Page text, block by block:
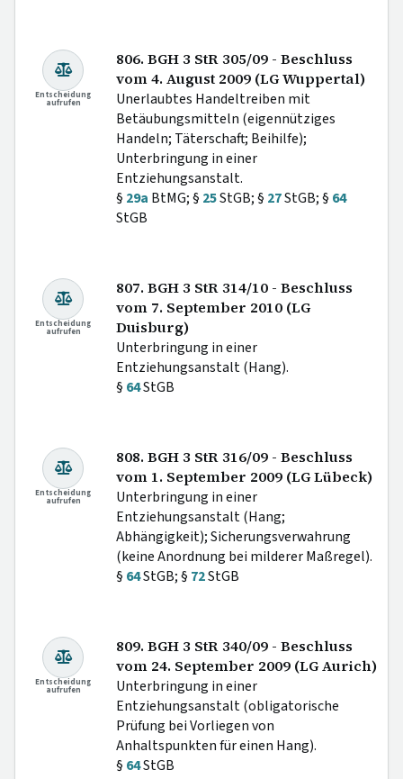
Entscheidung
aufrufen
806. BGH 3 StR 305/09 - Beschluss
vom 4. August 2009 (LG Wuppertal)
Unerlaubtes Handeltreiben mit
Betäubungsmitteln (eigennütziges
Handeln; Täterschaft; Beihilfe);
Unterbringung in einer
Entziehungsanstalt.
§ 29a BtMG; § 25StGB; § 27StGB; § 64
StGB
Entscheidung
aufrufen
807. BGH 3 StR 314/10 - Beschluss
vom 7. September 2010 (LG
Duisburg)
Unterbringung in einer
Entziehungsanstalt (Hang).
§ 64StGB
Entscheidung
aufrufen
808. BGH 3 StR 316/09 - Beschluss
vom 1. September 2009 (LG Lübeck)
Unterbringung in einer
Entziehungsanstalt (Hang;
Abhängigkeit); Sicherungsverwahrung
(keine Anordnung bei milderer Maßregel).
§ 64StGB; § 72StGB
Entscheidung
aufrufen
809. BGH 3 StR 340/09 - Beschluss
vom 24. September 2009 (LG Aurich)
Unterbringung in einer
Entziehungsanstalt (obligatorische
Prüfung bei Vorliegen von
Anhaltspunkten für einen Hang).
§ 64StGB